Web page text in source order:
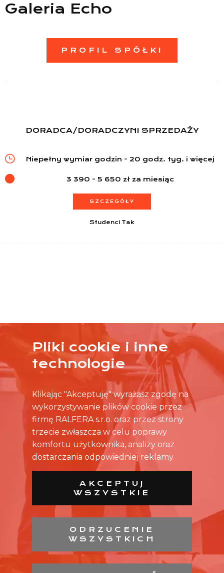
Informacje
Galeria Echo
PROFIL SPÓŁKI
DORADCA/DORADCZYNI SPRZEDAŻY
Niepełny wymiar godzin - 20 godz. tyg. i więcej
3 390 - 5 650 zł za miesiąc
SZCZEGÓŁY
Studenci Tak
ŻADNA OFERTA CIĘ NIE ZAINTERESOWAŁA?
SKONTAKTUJ SIĘ BEZPOŚREDNIO ZE SKLEPEM.
Pliki cookie i inne
technologie
Klikając "Akceptuję" wyrażasz zgodę na
wykorzystywanie plików cookie przez
firmę RALFERA s.r.o. oraz przez strony
trzecie zwłaszcza w celu poprawy
komfortu użytkownika, analizy oraz
dostarczania odpowiedniej reklamy.
AKCEPTUJ
WSZYSTKIE
ODRZUCENIE
WSZYSTKICH